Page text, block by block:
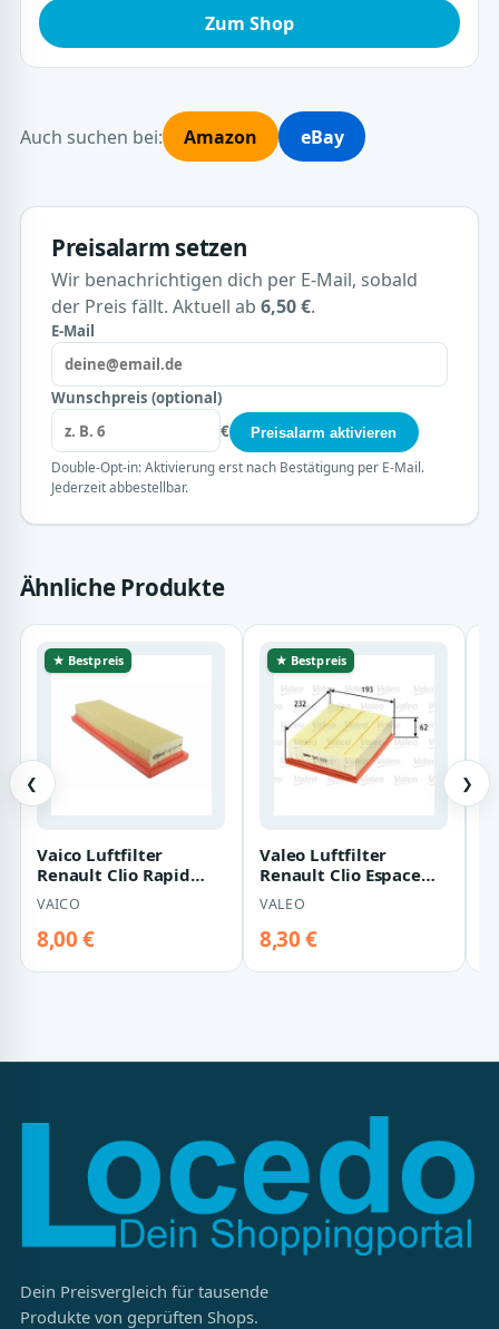
Zum Shop
Auch suchen bei: Amazon eBay
Preisalarm setzen
Wir benachrichtigen dich per E-Mail, sobald
der Preis fällt. Aktuell ab 6,50 €.
E-Mail
Wunschpreis (optional)
€
Preisalarm aktivieren
Double-Opt-in: Aktivierung erst nach Bestätigung per E-Mail.
Jederzeit abbestellbar.
Ähnliche Produkte
❮
★ Bestpreis
Vaico Luftfilter
Renault Clio Rapid
Twingo
VAICO
8,00 €
★ Bestpreis
Valeo Luftfilter
Renault Clio Espace
Laguna Vel
VALEO
8,30 €
❯
Dein Preisvergleich für tausende
Produkte von geprüften Shops.